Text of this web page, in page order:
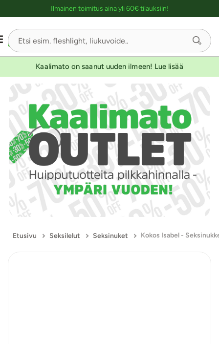
Ilmainen toimitus aina yli 60€ tilauksiin!
Kaalimato on saanut uuden ilmeen! Lue lisää
Etusivu Seksilelut Seksinuket Kokos Isabel -